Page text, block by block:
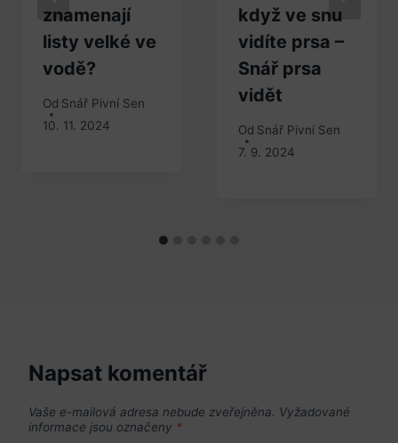
znamenají
listy velké ve
vodě?
Od Snář Pivní Sen
10. 11. 2024
když ve snu
vidíte prsa –
Snář prsa
vidět
Od Snář Pivní Sen
7. 9. 2024
Napsat komentář
Vaše e-mailová adresa nebude zveřejněna. Vyžadované
informace jsou označeny *